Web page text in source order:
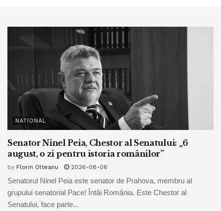
NATIONAL
Senator Ninel Peia, Chestor al Senatului: „6
august, o zi pentru istoria românilor”
by Florin Olteanu 2026-08-06
Senatorul Ninel Peia este senator de Prahova, membru al
grupului senatorial Pace! Întâi România. Este Chestor al
Senatului, face parte...